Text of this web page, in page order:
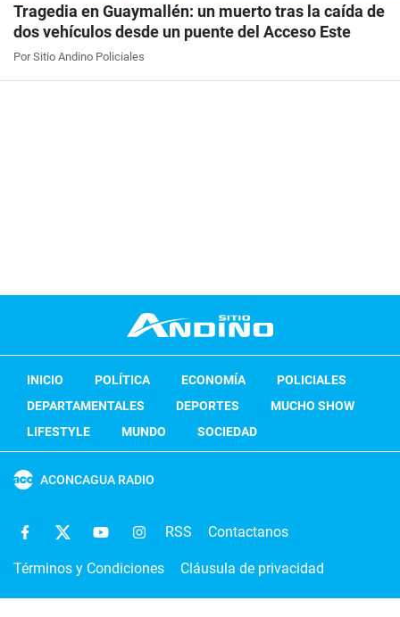
Tragedia en Guaymallén: un muerto tras la caída de
dos vehículos desde un puente del Acceso Este
Por Sitio Andino Policiales
INICIO POLÍTICA ECONOMÍA
POLICIALES
DEPARTAMENTALES
DEPORTES
MUCHO SHOW
LIFESTYLE
MUNDO SOCIEDAD
ACONCAGUA RADIO
RSS Contactanos
Términos y Condiciones Cláusula de privacidad